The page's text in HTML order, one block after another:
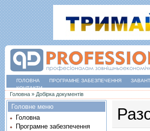
ГОЛОВНА ПРОГРАМНЕ ЗАБЕЗПЕЧЕННЯ
КОНТАКТИ
Ви є тут
Головна » Добірка документів
Головне меню
Головна
Програмне забезпечення